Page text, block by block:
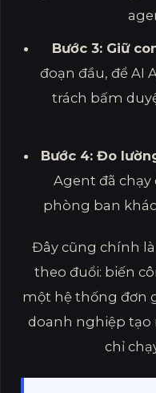
Bước 3: Giữ
đoạn đầu, để AI
trách bấm
Bước 4: Đo
Agent đã chạy
phòng ban
Đây cũng chính
theo đuổi: biến
một hệ thống đơn
doanh nghiệp tạo
chỉ